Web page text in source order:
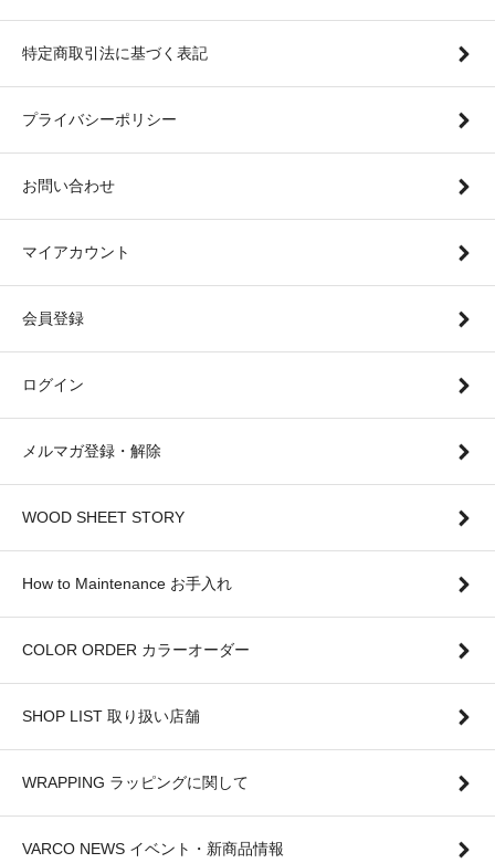
特定商取引法に基づく表記
プライバシーポリシー
お問い合わせ
マイアカウント
会員登録
ログイン
メルマガ登録・解除
WOOD SHEET STORY
How to Maintenance お手入れ
COLOR ORDER カラーオーダー
SHOP LIST 取り扱い店舗
WRAPPING ラッピングに関して
VARCO NEWS イベント・新商品情報